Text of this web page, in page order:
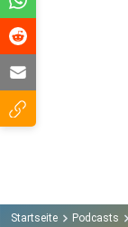
Startseite Podcasts